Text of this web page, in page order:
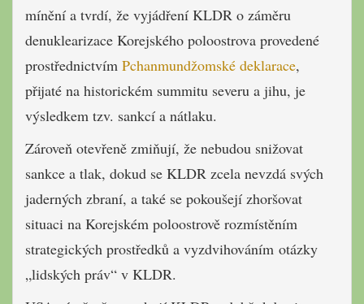
mínění a tvrdí, že vyjádření KLDR o záměru
denuklearizace Korejského poloostrova provedené
prostřednictvím Pchanmundžomské deklarace,
přijaté na historickém summitu severu a jihu, je
výsledkem tzv. sankcí a nátlaku.
Zároveň otevřeně zmiňují, že nebudou snižovat
sankce a tlak, dokud se KLDR zcela nevzdá svých
jaderných zbraní, a také se pokoušejí zhoršovat
situaci na Korejském poloostrově rozmístěním
strategických prostředků a vyzdvihováním otázky
„lidských práv“ v KLDR.